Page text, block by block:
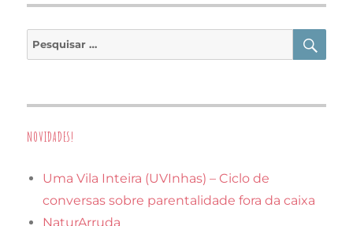
NOVIDADES!
Uma Vila Inteira (UVInhas) – Ciclo de
conversas sobre parentalidade fora da caixa
NaturArruda